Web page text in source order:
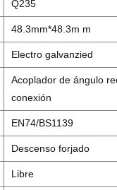
Q235
48.3mm*48.3m m
Electro galvanzied
Acoplador de ángulo
conexión
EN74/BS1139
Descenso forjado
Libre